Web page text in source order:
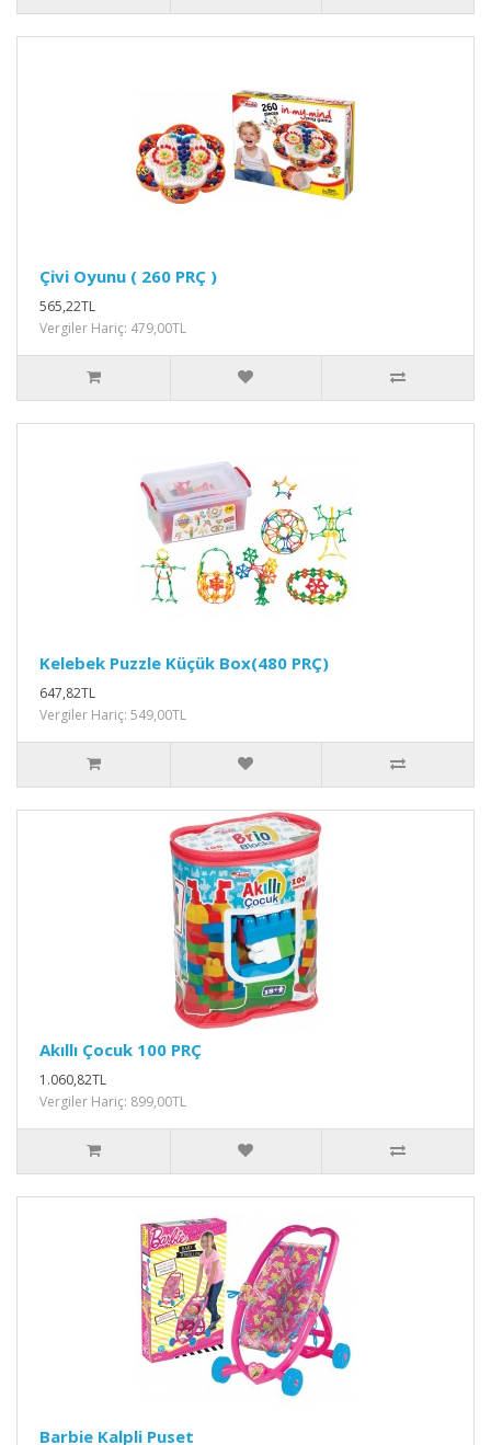
Çivi Oyunu ( 260 PRÇ )
565,22TL
Vergiler Hariç: 479,00TL
Kelebek Puzzle Küçük Box(480 PRÇ)
647,82TL
Vergiler Hariç: 549,00TL
Akıllı Çocuk 100 PRÇ
1.060,82TL
Vergiler Hariç: 899,00TL
Barbie Kalpli Puset